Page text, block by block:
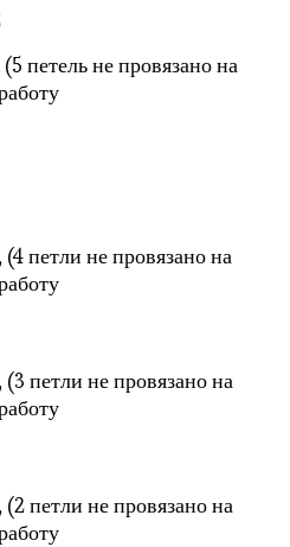
петель не провязано на
петли не провязано на
петли не провязано на
петли не провязано на